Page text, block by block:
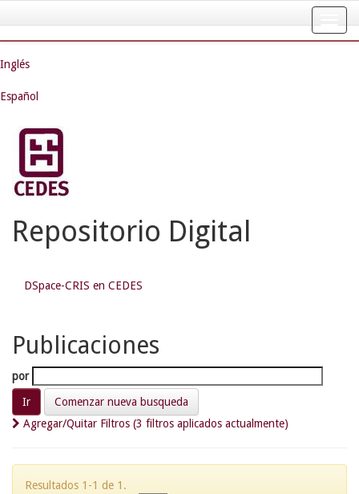
navigation
Inglés
Español
Repositorio Digital
DSpace-CRIS en CEDES
Publicaciones
por
Comenzar nueva busqueda
Agregar/Quitar Filtros (3 filtros aplicados actualmente)
Resultados 1-1 de 1.